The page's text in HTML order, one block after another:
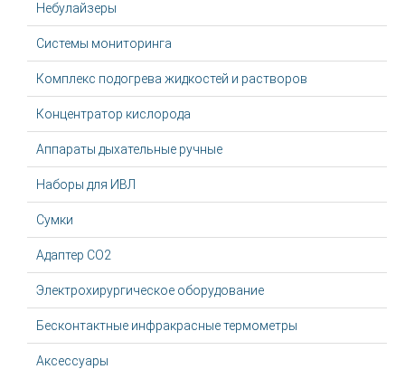
Небулайзеры
Системы мониторинга
Комплекс подогрева жидкостей и растворов
Концентратор кислорода
Аппараты дыхательные ручные
Наборы для ИВЛ
Сумки
Адаптер CO2
Электрохирургическое оборудование
Бесконтактные инфракрасные термометры
Аксессуары